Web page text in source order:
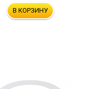
В КОРЗИНУ